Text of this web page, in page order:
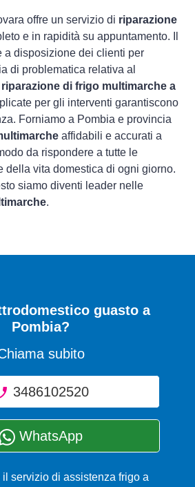
offre un servizio di riparazione
e in rapidità su appuntamento. Il
a disposizione dei clienti per
di problematica relativa al
riparazione di frigo multimarche a
per gli interventi garantiscono
Forniamo a Pombia e provincia
affidabili e accurati a
da rispondere a tutte le
della vita domestica di ogni giorno.
siamo diventi leader nelle
.
guasto a
Pombia?
subito
3486102520
WhatsApp
servizio di assistenza frigo a